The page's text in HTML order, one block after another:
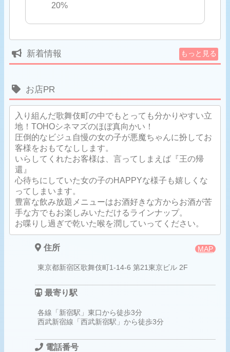
20%
新着情報 もっと見る
お店PR
入り組んだ歌舞伎町の中でもとっても分かりやすい立
地！TOHOシネマズのほぼ真向かい！
圧倒的なビジュ自慢の女の子が悪魔ちゃんに扮してお
客様をおもてなしします。
いらしてくれたお客様は、言ってしまえば『王の帰
還』
心待ちにしていた女の子のHAPPYな様子も嬉しくな
ってしまいます。
豊富な飲み放題メニューはお酒好きな方からお酒が苦
手な方でもお楽しみいただけるラインナップ。
お喋りし過ぎで乾いた喉を潤していってください。
住所
東京都新宿区歌舞伎町1‐14‐6 第21東京ビル 2F
MAP
最寄り駅
各線「新宿駅」東口から徒歩3分
西武新宿線「西武新宿駅」から徒歩3分
電話番号